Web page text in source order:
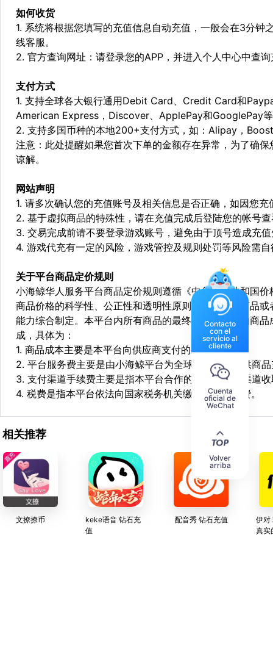
如何收货
1. 系统将根据您填写的充值信息自动充值，一般会在3分
线客服。
2. 官方查询网址：请登录您的APP，并进入个人中心中查
支付方式
1. 支持全球各大银行通用Debit Card、Credit Card和
American Express，Discover、ApplePay和GooglePay
2. 支持多国币种的本地200+支付方式，如：Alipay，
注意：此处提醒如果您首次下单的金额存在异常，为了确
谅解。
网站声明
1. 请多次确认您的充值账号及相关信息是否正确，如因您
2. 基于虚拟商品的特殊性，请在充值完成后登陆您的帐号
3. 交易完成前请不要登录游戏账号，避免由于顶号造成充
4. 游戏代充有一定的风险，游戏管控及规则处罚等风险需
关于平台商品定价规则
小海鲸华人服务平台商品定价规则遵循《中华人民共和国
商品价格的科学性、公正性和透明性原则，依据相关商品
能力综合制定。本平台内所有商品的最终销售价格均由商
成，具体为：
1. 商品成本主要是本平台向供应商支付的采购成本；
2. 平台服务费主要是由小海鲸平台为全球华人用户提供商
3. 支付渠道手续费主要是指本平台合作的第三方支付渠道
4. 税费是指本平台依法向国家税务机关缴纳的各项税费。
相关推荐
文撩撩币
keke语音 钻石充
值
配音秀 钻石充值
伊对
真实
Contacto
con el
servicio al
cliente
Cuenta
oficial de
WeChat
Volver
arriba